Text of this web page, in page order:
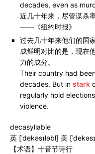
decades, even as
近几十年来，尽管谋杀
——《纽约时报》
过去几十年来他们的国
成鲜明对比的是，现在
力的成分。
Their country had
decades. But in stark
regularly hold
violence.
decasyllable
英 [ˈdekəsɪləbl] 美
【术语】十音节诗行